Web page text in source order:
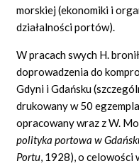
morskiej (ekonomiki i
działalności portów).
W pracach swych H.
doprowadzenia do
Gdyni i Gdańsku
drukowany w 50
opracowany wraz z W.
polityka portowa w
Portu, 1928), o celowości